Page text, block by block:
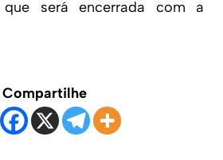
será encerrada com a
Compartilhe